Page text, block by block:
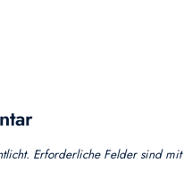
Erforderliche Felder sind mit